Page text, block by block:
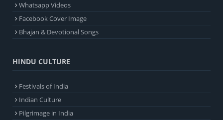
Whatsapp Videos
Facebook Cover Image
Bhajan & Devotional Songs
HINDU CULTURE
Festivals of India
Indian Culture
Pilgrimage in India